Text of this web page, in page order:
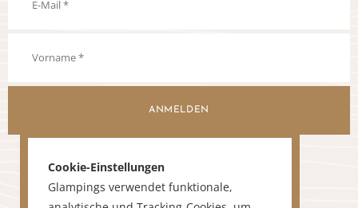
ANMELDEN
Cookie-Einstellungen
Glampings verwendet funktionale,